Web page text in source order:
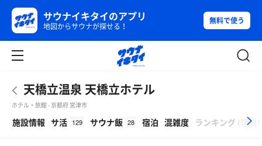
サウナイキタイのアプリ
地図からサウナが探せる！
無料で使う
天橋立温泉 天橋立ホテル
ホテル・旅館 - 京都府 宮津市
施設情報 サ活 129 サウナ飯 28 宿泊 混雑度 ランキング ( 開発